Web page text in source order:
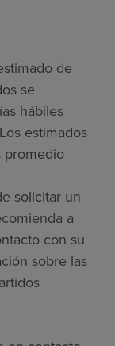
de
se
hábiles
estimados
promedio
solicitar un
a
con su
sobre las